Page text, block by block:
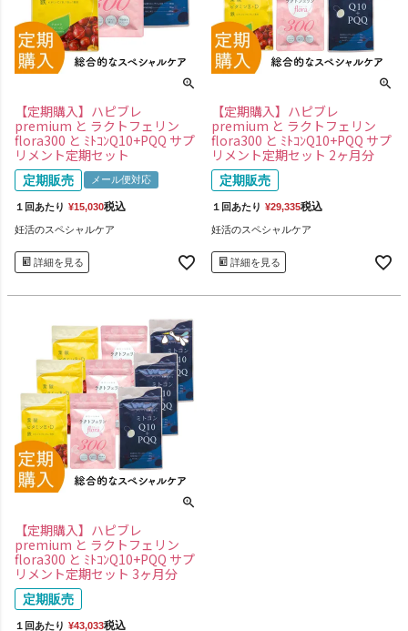
【定期購入】ハピブレ
premium と ラクトフェリン
flora300 と ﾐﾄｺﾝQ10+PQQ サプ
リメント定期セット
メール便対応
定期販売
１回あたり ¥15,030税込
妊活のスペシャルケア
詳細を見る
【定期購入】ハピブレ
premium と ラクトフェリン
flora300 と ﾐﾄｺﾝQ10+PQQ サプ
リメント定期セット 2ヶ月分
定期販売
１回あたり ¥29,335税込
妊活のスペシャルケア
詳細を見る
【定期購入】ハピブレ
premium と ラクトフェリン
flora300 と ﾐﾄｺﾝQ10+PQQ サプ
リメント定期セット 3ヶ月分
定期販売
１回あたり ¥43,033税込